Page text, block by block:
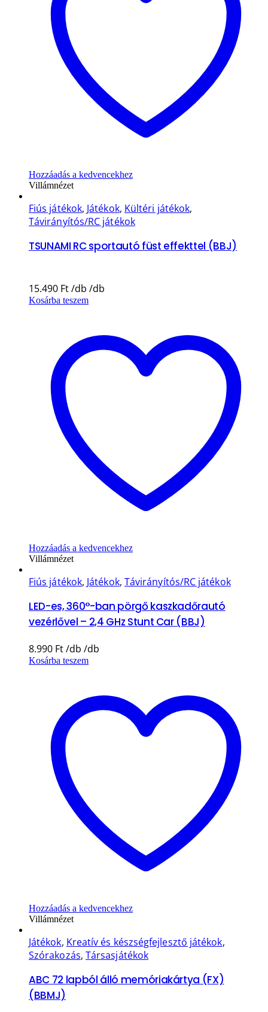
Hozzáadás a kedvencekhez
Villámnézet
Fiús játékok, Játékok, Kültéri játékok,
Távirányítós/RC játékok
TSUNAMI RC sportautó füst effekttel (BBJ)
15.490 Ft
Kosárba teszem
Hozzáadás a kedvencekhez
Villámnézet
Fiús játékok, Játékok, Távirányítós/RC játékok
LED-es, 360°-ban pörgő kaszkadőrautó
vezérlővel – 2,4 GHz Stunt Car (BBJ)
8.990 Ft
Kosárba teszem
Hozzáadás a kedvencekhez
Villámnézet
Játékok, Kreatív és készségfejlesztő játékok,
Szórakozás, Társasjátékok
ABC 72 lapból álló memóriakártya (FX)
(BBMJ)